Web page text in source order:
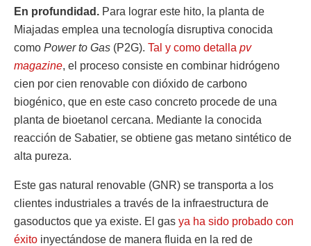
En profundidad. Para lograr este hito, la planta de
Miajadas emplea una tecnología disruptiva conocida
como Power to Gas (P2G). Tal y como detalla pv
magazine, el proceso consiste en combinar hidrógeno
cien por cien renovable con dióxido de carbono
biogénico, que en este caso concreto procede de una
planta de bioetanol cercana. Mediante la conocida
reacción de Sabatier, se obtiene gas metano sintético de
alta pureza.
Este gas natural renovable (GNR) se transporta a los
clientes industriales a través de la infraestructura de
gasoductos que ya existe. El gas ya ha sido probado con
éxito inyectándose de manera fluida en la red de